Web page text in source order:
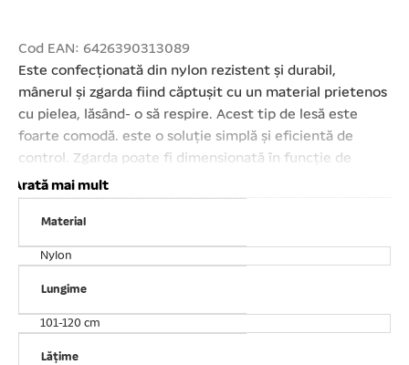
Cod EAN: 6426390313089
Este confecționată din nylon rezistent și durabil,
mânerul și zgarda fiind căptușit cu un material prietenos
cu pielea, lăsând- o să respire. Acest tip de lesă este
foarte comodă. este o soluție simplă și eficientă de
control. Zgarda poate fi dimensionată în funcție de
dimensiunea gâtului câinelui. Prevăzută cu carabinieră
cu vârtej. Design- ul ergonomic oferă o senzație de
confort sporit. Dimensiuni lesă: lățime 2 cm și lungime
120 cm. Lungimea maximă desfășurată a zgărzii este de
45 cm. este amestecat în set în diferite culori.
IMPORTANT: Acest produs este disponibil în diverse
culori, așadar nu putem garanta livrarea unei anumite
culori. Se vinde ambalat câte 4 buc/set! Prețul afișat
este per buc!
Arată mai mult
Material
Nylon
Lungime
101-120 cm
Lățime